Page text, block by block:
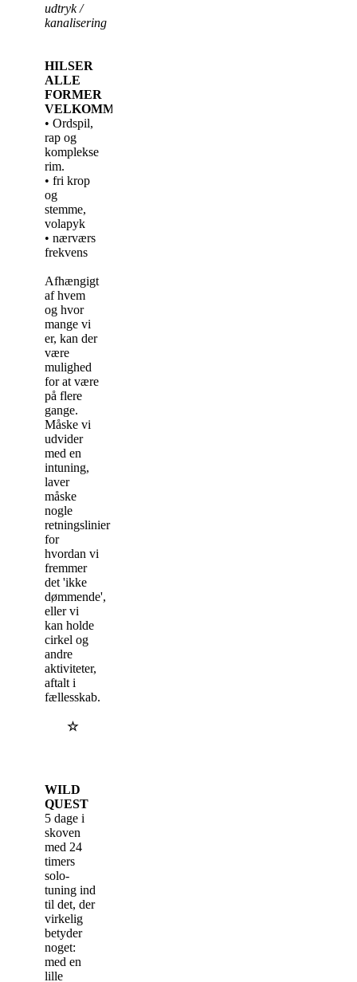
udtryk /
kanalisering
HILSER
ALLE
FORMER
VELKOMMEN:
• Ordspil,
rap og
komplekse
rim.
• fri krop
og
stemme,
volapyk
• nærværs
frekvens
Afhængigt
af hvem
og hvor
mange vi
er, kan der
være
mulighed
for at være
på flere
gange.
Måske vi
udvider
med en
intuning,
laver
måske
nogle
retningslinier
for
hvordan vi
fremmer
det 'ikke
dømmende',
eller vi
kan holde
cirkel og
andre
aktiviteter,
aftalt i
fællesskab.
☆
WILD
QUEST
5 dage i
skoven
med 24
timers
solo-
tuning ind
til det, der
virkelig
betyder
noget:
med en
lille